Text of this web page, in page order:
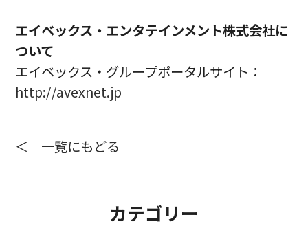
エイベックス・エンタテインメント株式会社に
ついて
エイベックス・グループポータルサイト：
http://avexnet.jp
＜ 一覧にもどる
カテゴリー